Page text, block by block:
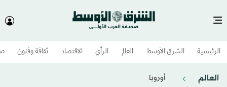
الرئيسية الشرق الأوسط​ العالم الرأي الاقتصاد ثقافة وفنون
العالم أوروبا